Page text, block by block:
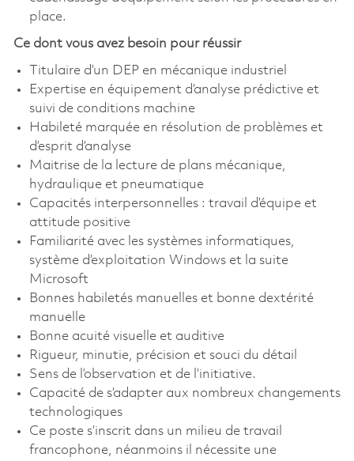
place.
Ce dont vous avez besoin pour réussir
Titulaire d’un DEP en mécanique industriel
Expertise en équipement d’analyse prédictive et
suivi de conditions machine
Habileté marquée en résolution de problèmes et
d’esprit d’analyse
Maitrise de la lecture de plans mécanique,
hydraulique et pneumatique
Capacités interpersonnelles : travail d’équipe et
attitude positive
Familiarité avec les systèmes informatiques,
système d’exploitation Windows et la suite
Microsoft
Bonnes habiletés manuelles et bonne dextérité
manuelle
Bonne acuité visuelle et auditive
Rigueur, minutie, précision et souci du détail
Sens de l’observation et de l’initiative.
Capacité de s’adapter aux nombreux changements
technologiques
Ce poste s’inscrit dans un milieu de travail
francophone, néanmoins il nécessite une